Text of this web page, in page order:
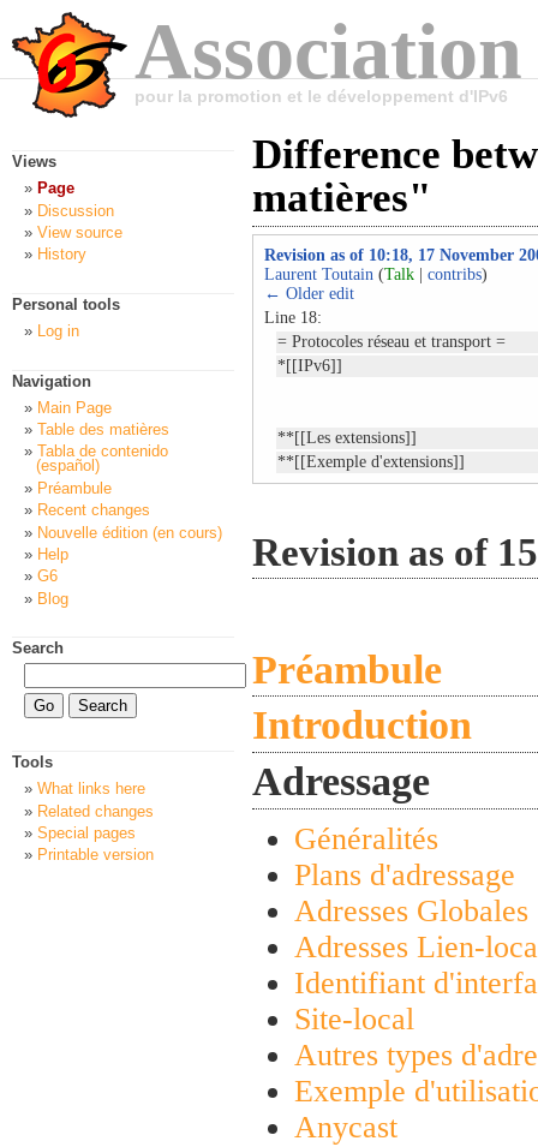
pour la promotion et le développement d'IPv6
Difference
matières"
Revision as of 10:18, 17 November
Laurent Toutain (Talk contribs)
← Older edit
Line 18:
= Protocoles réseau et transport =
*[[IPv6]]
**[[Les extensions]]
**[[Exemple d'extensions]]
Revision as of
Préambule
Introduction
Adressage
Généralités
Plans d'adressage
Adresses Globales
Adresses Lien-
Identifiant
Site-local
Autres types
Exemple
Anycast
Views
Page
Discussion
View source
History
Personal tools
Log in
Navigation
Main Page
Table des matières
Tabla de contenido
(español)
Préambule
Recent changes
Nouvelle édition (en cours)
Help
G6
Blog
Search
Tools
What links here
Related changes
Special pages
Printable version